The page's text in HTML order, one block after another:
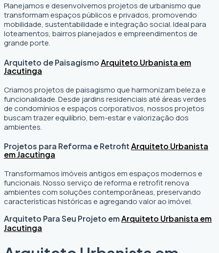
Planejamos e desenvolvemos projetos de urbanismo que
transformam espaços públicos e privados, promovendo
mobilidade, sustentabilidade e integração social. Ideal para
loteamentos, bairros planejados e empreendimentos de
grande porte.
Arquiteto de PaisagismoArquiteto Urbanista em
Jacutinga
Criamos projetos de paisagismo que harmonizam beleza e
funcionalidade. Desde jardins residenciais até áreas verdes
de condomínios e espaços corporativos, nossos projetos
buscam trazer equilíbrio, bem-estar e valorização dos
ambientes.
Projetos para Reforma e RetrofitArquiteto Urbanista
em Jacutinga
Transformamos imóveis antigos em espaços modernos e
funcionais. Nosso serviço de reforma e retrofit renova
ambientes com soluções contemporâneas, preservando
características históricas e agregando valor ao imóvel.
Arquiteto Para Seu Projeto emArquiteto Urbanista em
Jacutinga